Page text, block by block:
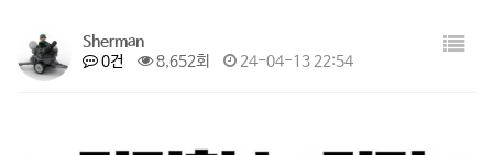
Sherman
0건
8,652회 24-04-13 22:54